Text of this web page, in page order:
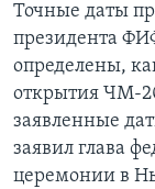
Точные даты
президента
определены,
открытия ЧМ-
заявленные
заявил глава
церемонии в